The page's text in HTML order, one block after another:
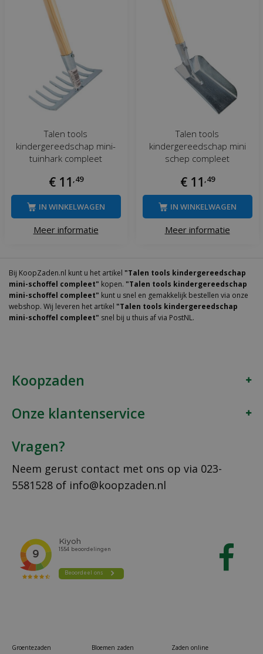
Talen tools
kindergereedschap mini-
tuinhark compleet
€ 11 ,49
Meer informatie
IN WINKELWAGEN
Talen tools
kindergereedschap mini
schep compleet
€ 11 ,49
Meer informatie
IN WINKELWAGEN
Bij KoopZaden.nl kunt u het artikel "Talen tools kindergereedschap
mini-schoffel compleet" kopen. "Talen tools kindergereedschap
mini-schoffel compleet" kunt u snel en gemakkelijk bestellen via onze
webshop. Wij leveren het artikel "Talen tools kindergereedschap
mini-schoffel compleet" snel bij u thuis af via PostNL.
Koopzaden
Onze klantenservice
Vragen?
Neem gerust contact met ons op via 023-
5581528 of info@koopzaden.nl
Groentezaden Bloemen zaden Zaden online